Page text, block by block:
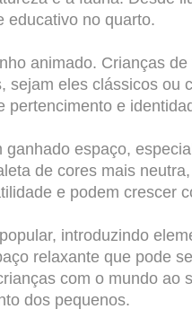
educativo no quarto.
animado. Crianças
eles clássicos
pertencimento e
espaço,
de cores mais
e podem crescer
introduzindo
relaxante que pode
com o mundo
dos pequenos.